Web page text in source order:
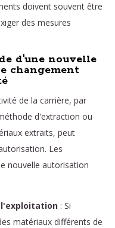
doivent souvent être
des mesures
d'une nouvelle
changement
de la carrière, par
d'extraction ou
extraits, peut
Les
nouvelle autorisation
l'exploitation : Si
matériaux différents de